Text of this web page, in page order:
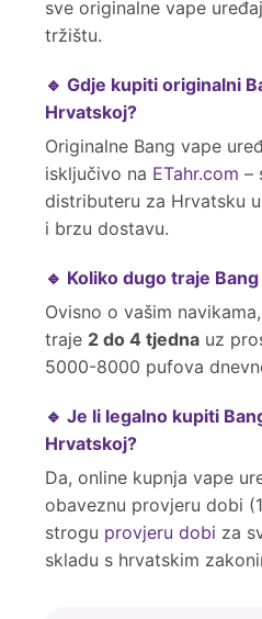
sve originalne vape
tržištu.
🔹 Gdje kupiti originalni
Hrvatskoj?
Originalne Bang vape
isključivo na ETahr.com –
distributeru za Hrvatsku
i brzu dostavu.
🔹 Koliko dugo traje
Ovisno o vašim
traje 2 do 4 tjedna uz
5000-8000 pufova
🔹 Je li legalno kupiti
Hrvatskoj?
Da, online kupnja vape
obaveznu provjeru dobi
strogu provjeru dobi za
skladu s hrvatskim